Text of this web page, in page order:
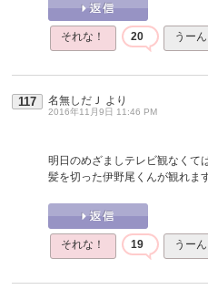
それな！ 20 うー
117 名無しだＪ より
2016年11月9日 11:46 PM
明日のめざましテレビ観なくては
髪を切った伊野尾くんが観れま
それな！ 19 うー